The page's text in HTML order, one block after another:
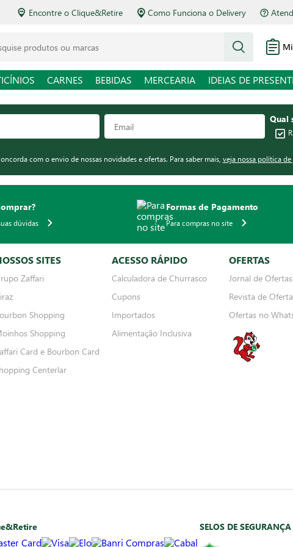
Encontre o Clique&Retire Como Funciona o Delivery
CARNES BEBIDAS MERCEARIA IDEIAS DE
Qual
com o envio de nossas novidades e ofertas. Para saber mais, veja nossa política
dúvidas
Formas de Pagamento
Para compras no site
SITES
Zaffari
Shopping
Shopping
Card e Bourbon Card
Centerlar
ACESSO RÁPIDO
Calculadora de Churrasco
Cupons
Importados
Alimentação Inclusiva
OFERTAS
Jornal de Ofertas
Revista de
Ofertas no
SELOS DE SEGURANÇA